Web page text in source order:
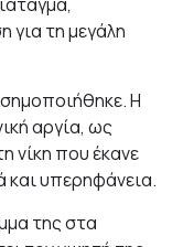
για τη μεγάλη
Η
αργία, ως
νίκη που έκανε
και υπερηφάνεια.
της στα